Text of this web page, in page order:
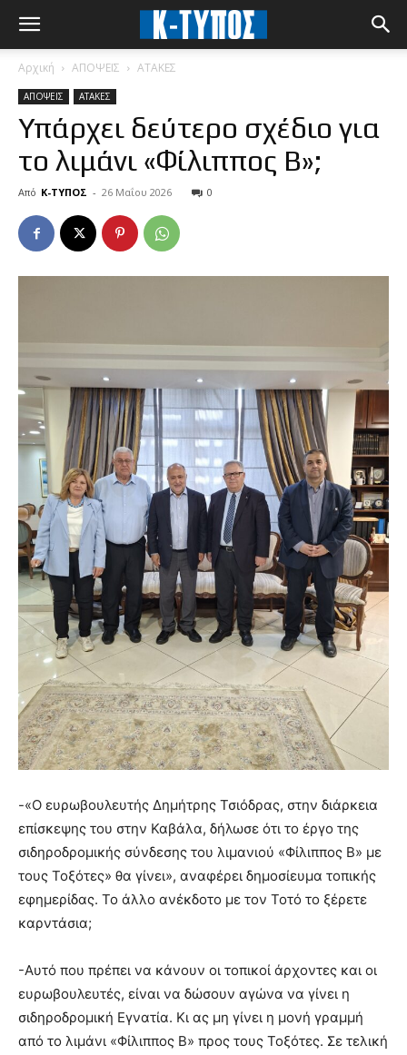
Αρχική ΑΠΟΨΕΙΣ ΑΤΑΚΕΣ
ΑΠΟΨΕΙΣ ΑΤΑΚΕΣ
Υπάρχει δεύτερο σχέδιο για
το λιμάνι «Φίλιππος Β»;
Από Κ-ΤΥΠΟΣ - 26 Μαΐου 2026 0
-«Ο ευρωβουλευτής Δημήτρης Τσιόδρας, στην διάρκεια
επίσκεψης του στην Καβάλα, δήλωσε ότι το έργο της
σιδηροδρομικής σύνδεσης του λιμανιού «Φίλιππος Β» με
τους Τοξότες» θα γίνει», αναφέρει δημοσίευμα τοπικής
εφημερίδας. Το άλλο ανέκδοτο με τον Τοτό το ξέρετε
καρντάσια;
-Αυτό που πρέπει να κάνουν οι τοπικοί άρχοντες και οι
ευρωβουλευτές, είναι να δώσουν αγώνα να γίνει η
σιδηροδρομική Εγνατία. Κι ας μη γίνει η μονή γραμμή
από το λιμάνι «Φίλιππος Β» προς τους Τοξότες. Σε τελική